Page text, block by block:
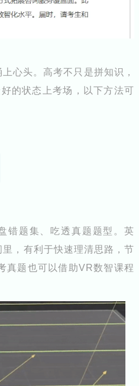
心头。高考不只是拼知识，
的状态上考场，以下方法可
错题集、吃透真题题型。 英
，有利于快速理清思路，节
真题也可以借助VR数智课程